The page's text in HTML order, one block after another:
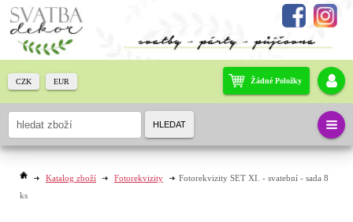
Katalog zboží Fotorekvizity
Fotorekvizity SET XI. - svatební - sada 8
ks
Žádné Položky
CZK EUR
HLEDAT